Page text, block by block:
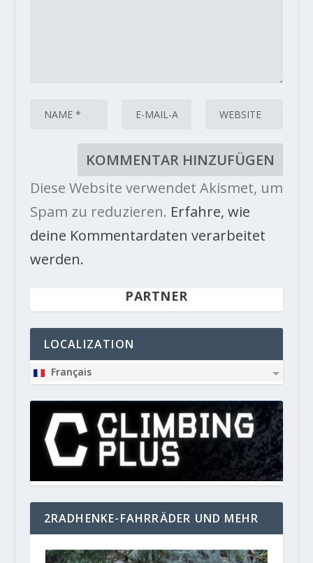
Diese Website verwendet Akismet, um
Spam zu reduzieren. Erfahre, wie
deine Kommentardaten verarbeitet
werden.
PARTNER
LOCALIZATION
Français
2RADHENKE-FAHRRÄDER UND MEHR